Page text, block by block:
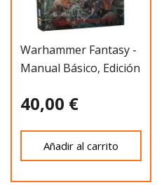
Warhammer Fantasy -
Manual Básico, Edición
40,00 €
Añadir al carrito